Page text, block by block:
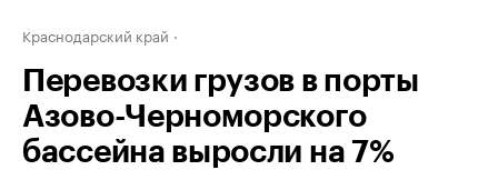
Краснодарский край
Перевозки грузов в порты
Азово-Черноморского
бассейна выросли на 7%